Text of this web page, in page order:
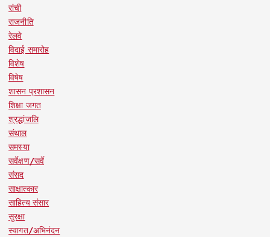
रांची
राजनीति
रेलवे
विदाई समारोह
विशेष
विषेष
शासन प्रशासन
शिक्षा जगत
श्रद्धांजलि
संथाल
समस्या
सर्वेक्षण/सर्वे
संसद
साक्षात्कार
साहित्य संसार
सुरक्षा
स्वागत/अभिनंदन